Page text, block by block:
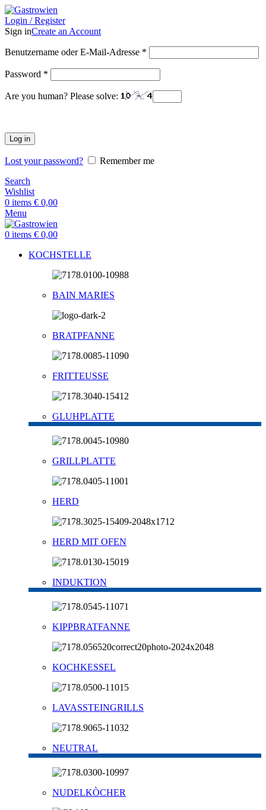
Login / Register
Sign inCreate an Account
Benutzername oder E-Mail-Adresse *
Password *
Are you human? Please solve:
Log in
Lost your password?
Remember me
Search
Wishlist
0 items € 0,00
Menu
0 items € 0,00
KOCHSTELLE
BAIN MARIES
BRATPFANNE
FRITTEUSSE
GLUHPLATTE
GRILLPLATTE
HERD
HERD MIT OFEN
INDUKTION
KIPPBRATFANNE
KOCHKESSEL
LAVASSTEINGRILLS
NEUTRAL
NUDELKÒCHER